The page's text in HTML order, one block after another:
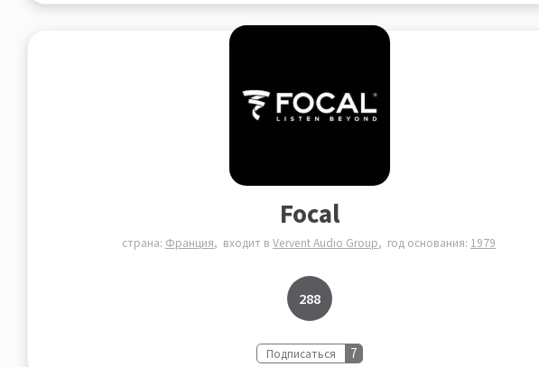
Focal
страна: Франция входит в Vervent Audio Group год основания: 1979
288
Подписаться 7